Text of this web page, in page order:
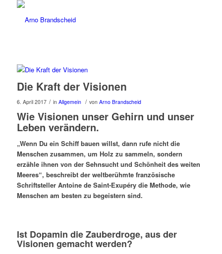
Die Kraft der Visionen
6. April 2017 / in Allgemein / von Arno Brandscheid
Wie Visionen unser Gehirn und unser
Leben verändern.
„Wenn Du ein Schiff bauen willst, dann rufe nicht die
Menschen zusammen, um Holz zu sammeln, sondern
erzähle ihnen von der Sehnsucht und Schönheit des weiten
Meeres“, beschreibt der weltberühmte französi­sche
Schriftsteller Antoine de Saint-Exupéry die Me­thode, wie
Menschen am besten zu begeistern sind.
Ist Dopamin die Zauberdroge, aus der
Visionen ge­macht werden?